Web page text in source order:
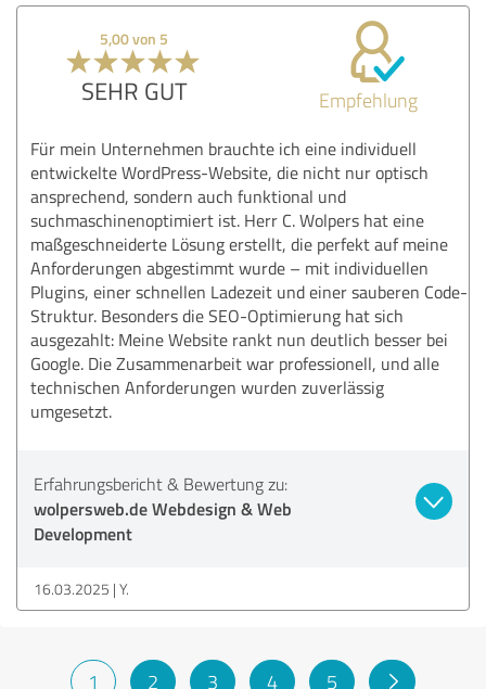
5,00 von 5
SEHR GUT Empfehlung
Für mein Unternehmen brauchte ich eine individuell
entwickelte WordPress-Website, die nicht nur optisch
ansprechend, sondern auch funktional und
suchmaschinenoptimiert ist. Herr C. Wolpers hat eine
maßgeschneiderte Lösung erstellt, die perfekt auf meine
Anforderungen abgestimmt wurde – mit individuellen
Plugins, einer schnellen Ladezeit und einer sauberen Code-
Struktur. Besonders die SEO-Optimierung hat sich
ausgezahlt: Meine Website rankt nun deutlich besser bei
Google. Die Zusammenarbeit war professionell, und alle
technischen Anforderungen wurden zuverlässig
umgesetzt.
Erfahrungsbericht & Bewertung zu:
wolpersweb.de Webdesign & Web
Development
16.03.2025 Y.
1 2 3 4 5